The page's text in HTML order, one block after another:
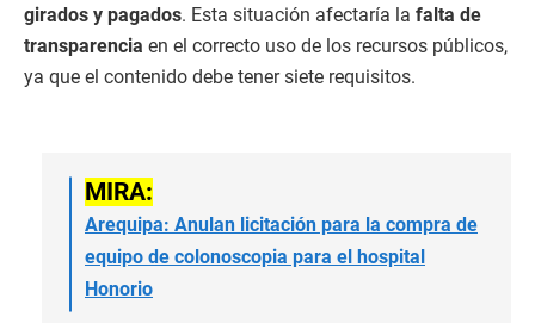
girados y pagados. Esta situación afectaría la falta de
transparencia en el correcto uso de los recursos públicos,
ya que el contenido debe tener siete requisitos.
MIRA:
Arequipa: Anulan licitación para la compra de
equipo de colonoscopia para el hospital
Honorio